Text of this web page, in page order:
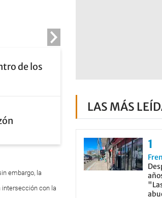
de los
embargo, la
con la
LAS MÁS